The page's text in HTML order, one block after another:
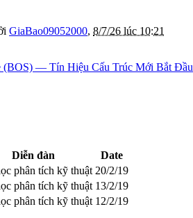
GiaBao09052000, 8/7/26 lúc 10:21
(BOS) — Tín Hiệu Cấu Trúc Mới Bắt Đầu
Diễn đàn
Date
phân tích kỹ thuật 20/2/19
phân tích kỹ thuật 13/2/19
phân tích kỹ thuật 12/2/19